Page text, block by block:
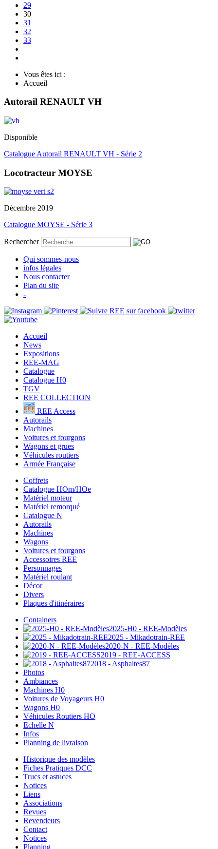
29
30
31
32
33
Vous êtes ici :
Accueil
Autorail RENAULT VH
Disponible
Catalogue Autorail RENAULT VH - Série 2
Locotracteur MOYSE
Décembre 2019
Catalogue MOYSE - Série 3
Rechercher
Qui sommes-nous
infos légales
Nous contacter
Plan du site
-
Accueil
News
Expositions
REE-MAG
Catalogue
Catalogue H0
TGV
REE COLLECTION
REE Access
Autorails
Machines
Voitures et fourgons
Wagons et grues
Véhicules routiers
Armée Française
Coffrets
Catalogue HOm/HOe
Matériel moteur
Matériel remorqué
Catalogue N
Autorails
Machines
Wagons
Voitures et fourgons
Accessoires REE
Personnages
Matériel roulant
Décor
Divers
Plaques d'itinéraires
Containers
2025-H0 - REE-Modèles
2025 - Mikadotrain-REE
2020-N - REE-Modèles
2019 - REE-ACCESS
2018 - Asphaltes87
Photos
Ambiances
Machines H0
Voitures de Voyageurs H0
Wagons H0
Véhicules Routiers HO
Echelle N
Infos
Planning de livraison
Historique des modèles
Fiches Pratiques DCC
Trucs et astuces
Notices
Liens
Associations
Revues
Revendeurs
Contact
Notices
Planning